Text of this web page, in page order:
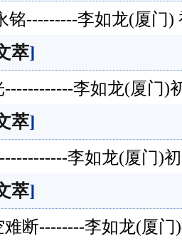
铭---------李如龙(厦门)
萃]
李如龙(厦门)
萃]
李如龙(厦门)
萃]
断--------李如龙(厦门